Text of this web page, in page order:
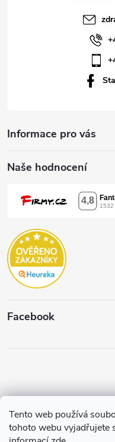
Tento web používá
tohoto webu vyjadřujete
Informace pro vás
Naše hodnocení
Facebook
Copyright 2026 Štěpánková